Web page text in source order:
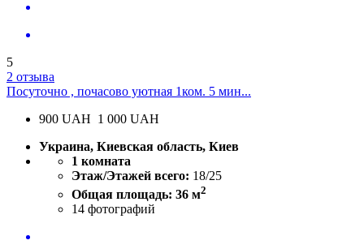
5
2 отзыва
Посуточно , почасово уютная 1ком. 5 мин...
900 UAH 1 000 UAH
Украина, Киевская область, Киев
1 комната
Этаж/Этажей всего: 18/25
Общая площадь: 36 м2
14 фотографий